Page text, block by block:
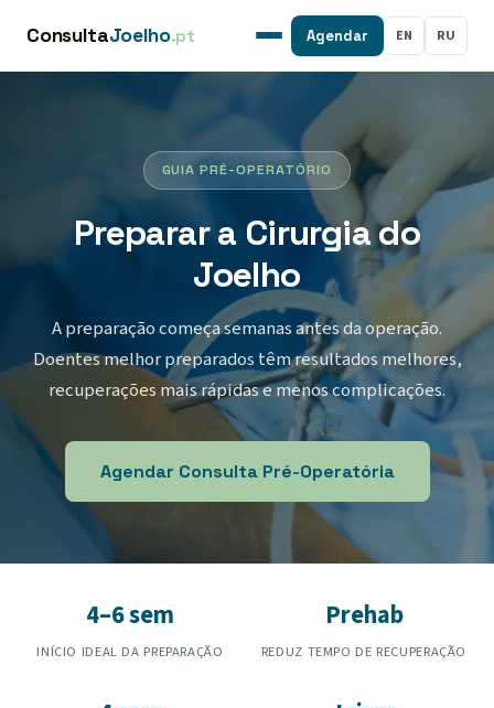
ConsultaJoelho.pt Agendar EN RU
GUIA PRÉ-OPERATÓRIO
Preparar a Cirurgia do
Joelho
A preparação começa semanas antes da operação.
Doentes melhor preparados têm resultados melhores,
recuperações mais rápidas e menos complicações.
Agendar Consulta Pré-Operatória
4–6 sem
INÍCIO IDEAL DA PREPARAÇÃO
Prehab
REDUZ TEMPO DE RECUPERAÇÃO